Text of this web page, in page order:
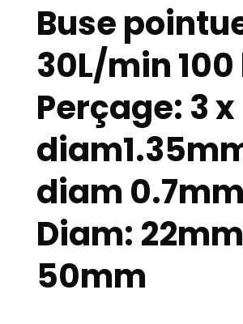
Buse
30L/min
Perçage: 3 x
diam 0.7mm
Diam:
50mm